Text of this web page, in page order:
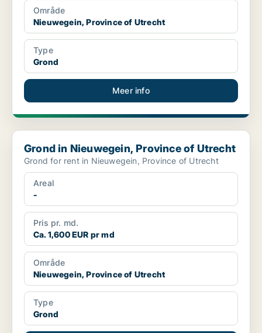
Område
Nieuwegein, Province of Utrecht
Type
Grond
Meer info
Grond in Nieuwegein, Province of Utrecht
Grond in Nieuwegein, Province of Utrecht
Grond for rent in Nieuwegein, Province of Utrecht
Areal
-
Pris pr. md.
Ca. 1,600 EUR pr md
Område
Nieuwegein, Province of Utrecht
Type
Grond